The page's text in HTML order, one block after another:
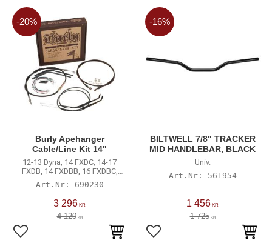
Burly Apehanger
Cable/Line Kit 14"
12-13 Dyna, 14 FXDC, 14-17
FXDB, 14 FXDBB, 16 FXDBC,
except 12 FLD, 12 FXDF, 13
FLD103, 13 FXDF103
690230
3 296 KR
4 120KR
20%
Lägg till i favoriter
BILTWELL 7/8" TRACKER
MID HANDLEBAR, BLACK
Univ.
561954
1 456 KR
1 725KR
16%
Lägg till i favoriter